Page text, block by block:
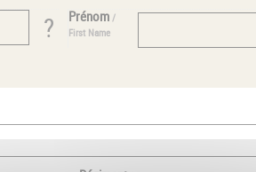
Prénom /
First Name